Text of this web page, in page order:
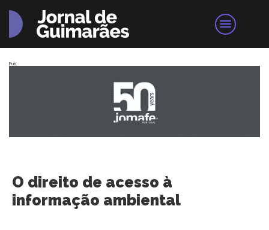
Pub
O direito de acesso à
informação ambiental